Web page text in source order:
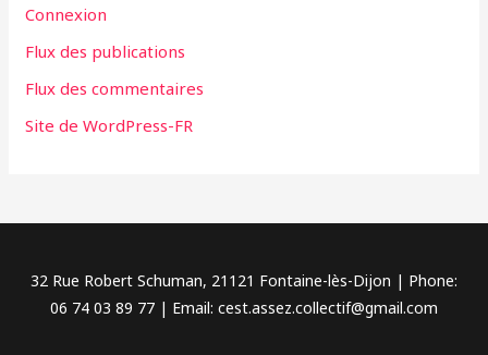
r
Connexion
Flux des publications
Flux des commentaires
Site de WordPress-FR
32 Rue Robert Schuman, 21121 Fontaine-lès-Dijon | Phone:
06 74 03 89 77 | Email: cest.assez.collectif@gmail.com